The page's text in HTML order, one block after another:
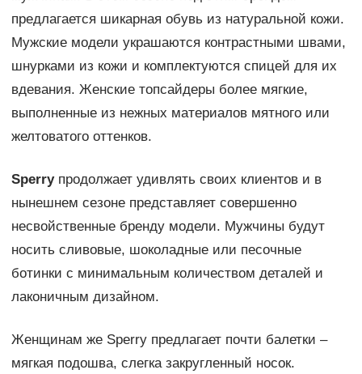
предлагается шикарная обувь из натуральной кожи.
Мужские модели украшаются контрастными швами,
шнурками из кожи и комплектуются спицей для их
вдевания. Женские топсайдеры более мягкие,
выполненные из нежных материалов мятного или
желтоватого оттенков.
Sperryпродолжает удивлять своих клиентов и в
нынешнем сезоне представляет совершенно
несвойственные бренду модели. Мужчины будут
носить сливовые, шоколадные или песочные
ботинки с минимальным количеством деталей и
лаконичным дизайном.
Женщинам же Sperry предлагает почти балетки –
мягкая подошва, слегка закругленный носок.